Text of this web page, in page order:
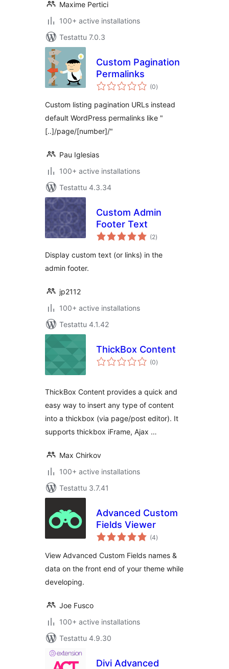
Maxime Pertici
100+ active installations
Testattu 7.0.3
Custom Pagination
Permalinks
(0arvosanat
yhteensä
)
Custom listing pagination URLs instead
default WordPress permalinks like "
[..]/page/[number]/"
Pau Iglesias
100+ active installations
Testattu 4.3.34
Custom Admin
Footer Text
(2arvosanat
yhteensä
)
Display custom text (or links) in the
admin footer.
jp2112
100+ active installations
Testattu 4.1.42
ThickBox Content
(0arvosanat
yhteensä
)
ThickBox Content provides a quick and
easy way to insert any type of content
into a thickbox (via page/post editor). It
supports thickbox iFrame, Ajax …
Max Chirkov
100+ active installations
Testattu 3.7.41
Advanced Custom
Fields Viewer
(4arvosanat
yhteensä
)
View Advanced Custom Fields names &
data on the front end of your theme while
developing.
Joe Fusco
100+ active installations
Testattu 4.9.30
Divi Advanced